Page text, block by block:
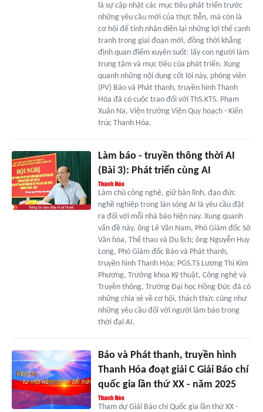
là sự cập nhật các mục tiêu phát triển trước
những yêu cầu mới của thực tiễn, mà còn là
cơ hội để tỉnh nhận diện lại những lợi thế cạnh
tranh trong giai đoạn mới, đồng thời khẳng
định quan điểm xuyên suốt: lấy con người làm
trung tâm và mục tiêu của phát triển. Xung
quanh những nội dung cốt lõi này, phóng viên
(PV) Báo và Phát thanh, truyền hình Thanh
Hóa đã có cuộc trao đổi với ThS.KTS. Phạm
Xuân Na, Viện trưởng Viện Quy hoạch - Kiến
trúc Thanh Hóa.
Làm báo - truyền thông thời AI
(Bài 3): Phát triển cùng AI
Làm chủ công nghệ, giữ bản lĩnh, đạo đức
nghề nghiệp trong làn sóng AI là yêu cầu đặt
ra đối với mỗi nhà báo hiện nay. Xung quanh
vấn đề này, ông Lê Văn Nam, Phó Giám đốc Sở
Văn hóa, Thể thao và Du lịch; ông Nguyễn Huy
Long, Phó Giám đốc Báo và Phát thanh,
truyền hình Thanh Hóa; PGS.TS Lương Thị Kim
Phượng, Trưởng khoa Kỹ thuật, Công nghệ và
Truyền thông, Trường Đại học Hồng Đức đã có
những chia sẻ về cơ hội, thách thức cũng như
những yêu cầu đối với người làm báo trong
thời đại AI.
Báo và Phát thanh, truyền hình
Thanh Hóa đoạt giải C Giải Báo chí
quốc gia lần thứ XX - năm 2025
Tham dự Giải Báo chí Quốc gia lần thứ XX -